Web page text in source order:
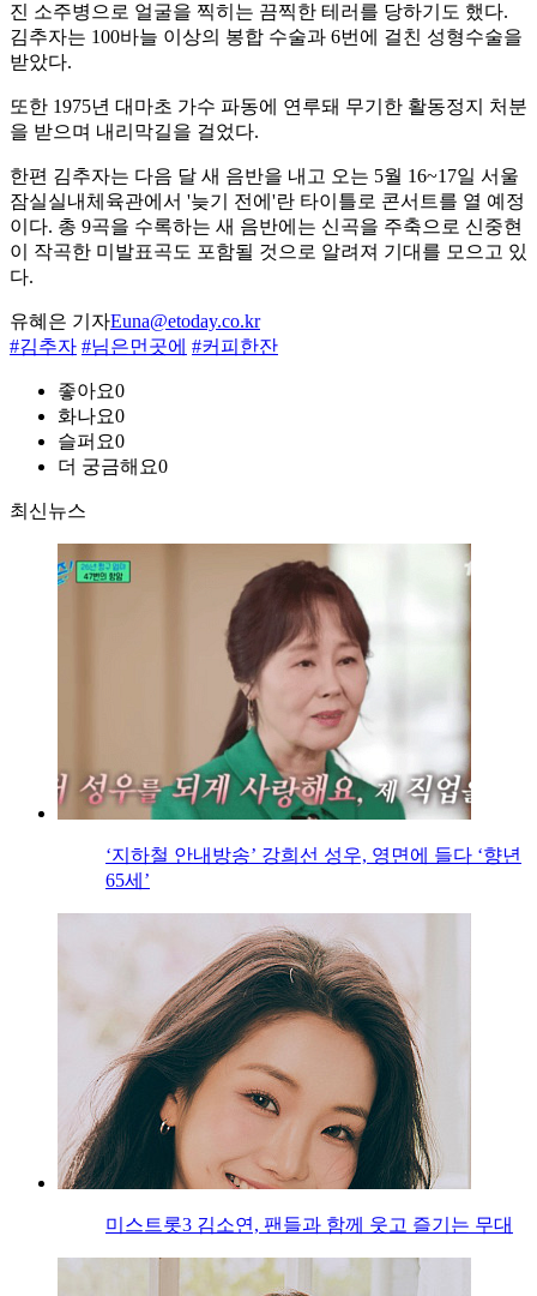
진 소주병으로 얼굴을 찍히는 끔찍한 테러를 당하기도 했다.
김추자는 100바늘 이상의 봉합 수술과 6번에 걸친 성형수술을
받았다.
또한 1975년 대마초 가수 파동에 연루돼 무기한 활동정지 처분
을 받으며 내리막길을 걸었다.
한편 김추자는 다음 달 새 음반을 내고 오는 5월 16~17일 서울
잠실실내체육관에서 '늦기 전에'란 타이틀로 콘서트를 열 예정
이다. 총 9곡을 수록하는 새 음반에는 신곡을 주축으로 신중현
이 작곡한 미발표곡도 포함될 것으로 알려져 기대를 모으고 있
다.
유혜은 기자Euna@etoday.co.kr
#김추자 #님은먼곳에 #커피한잔
좋아요0
화나요0
슬퍼요0
더 궁금해요0
최신뉴스
‘지하철 안내방송’ 강희선 성우, 영면에 들다 ‘향년
65세’
미스트롯3 김소연, 팬들과 함께 웃고 즐기는 무대